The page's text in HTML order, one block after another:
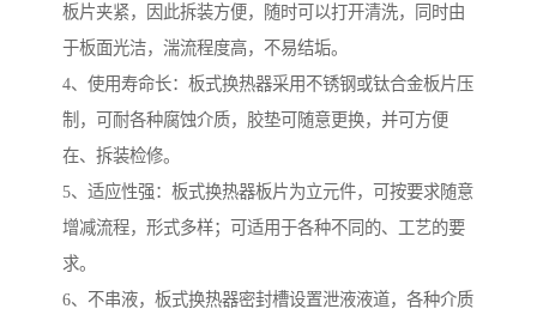
板片夹紧，因此拆装方便，随时可以打开清洗，同时由
于板面光洁，湍流程度高，不易结垢。
4、使用寿命长：板式换热器采用不锈钢或钛合金板片压
制，可耐各种腐蚀介质，胶垫可随意更换，并可方便
在、拆装检修。
5、适应性强：板式换热器板片为立元件，可按要求随意
增减流程，形式多样；可适用于各种不同的、工艺的要
求。
6、不串液，板式换热器密封槽设置泄液液道，各种介质